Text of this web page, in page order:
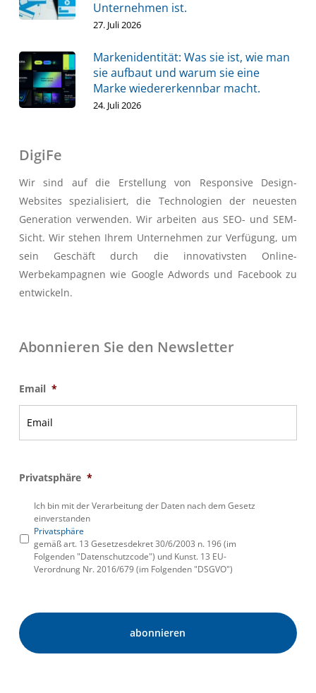
Unternehmen ist.
27. Juli 2026
Markenidentität: Was sie ist, wie man
sie aufbaut und warum sie eine
Marke wiedererkennbar macht.
24. Juli 2026
DigiFe
Wir sind auf die Erstellung von Responsive Design-
Websites spezialisiert, die Technologien der neuesten
Generation verwenden. Wir arbeiten aus SEO- und SEM-
Sicht. Wir stehen Ihrem Unternehmen zur Verfügung, um
sein Geschäft durch die innovativsten Online-
Werbekampagnen wie Google Adwords und Facebook zu
entwickeln.
Abonnieren Sie den Newsletter
Email *
Privatsphäre *
Ich bin mit der Verarbeitung der Daten nach dem Gesetz
einverstanden
Privatsphäre
gemäß art. 13 Gesetzesdekret 30/6/2003 n. 196 (im
Folgenden "Datenschutzcode") und Kunst. 13 EU-
Verordnung Nr. 2016/679 (im Folgenden "DSGVO")